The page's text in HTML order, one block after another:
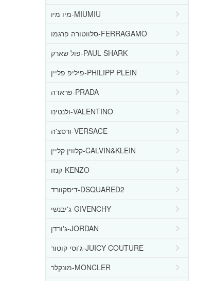
מיו מיו-MIUMIU
סלווטורה פרגמו-FERRAGAMO
פול שארק-PAUL SHARK
פיליפ פליין-PHILIPP PLEIN
פראדה-PRADA
ולנטינו-VALENTINO
ורסצ'ה-VERSACE
קלווין קליין-CALVIN&KLEIN
קנזו-KENZO
דיסקוורד-DSQUARED2
ג'יבנשי-GIVENCHY
ג'ורדן-JORDAN
ג'וסי קוטור-JUICY COUTURE
מונקלר-MONCLER